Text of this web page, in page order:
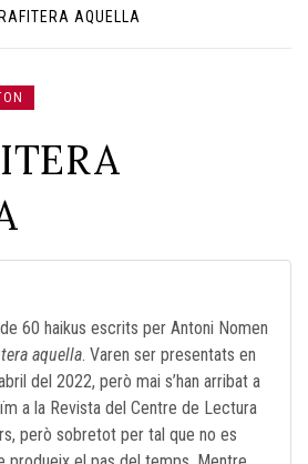
AQUELLA
60 haikus escrits per Antoni Nomen
aquella. Varen ser presentats en
del 2022, però mai s’han arribat a
a la Revista del Centre de Lectura
però sobretot per tal que no es